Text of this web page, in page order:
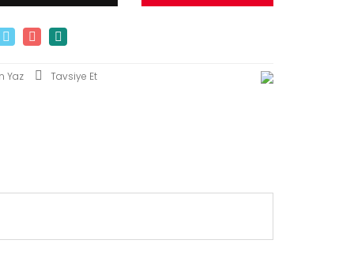
Yaz Tavsiye Et